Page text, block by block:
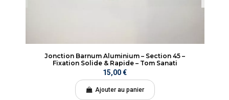
Jonction Barnum Aluminium – Section 45 –
Fixation Solide & Rapide – Tom Sanati
15,00 €
Ajouter au panier